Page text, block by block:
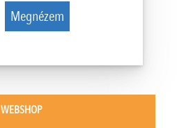
Megnézem
WEBSHOP